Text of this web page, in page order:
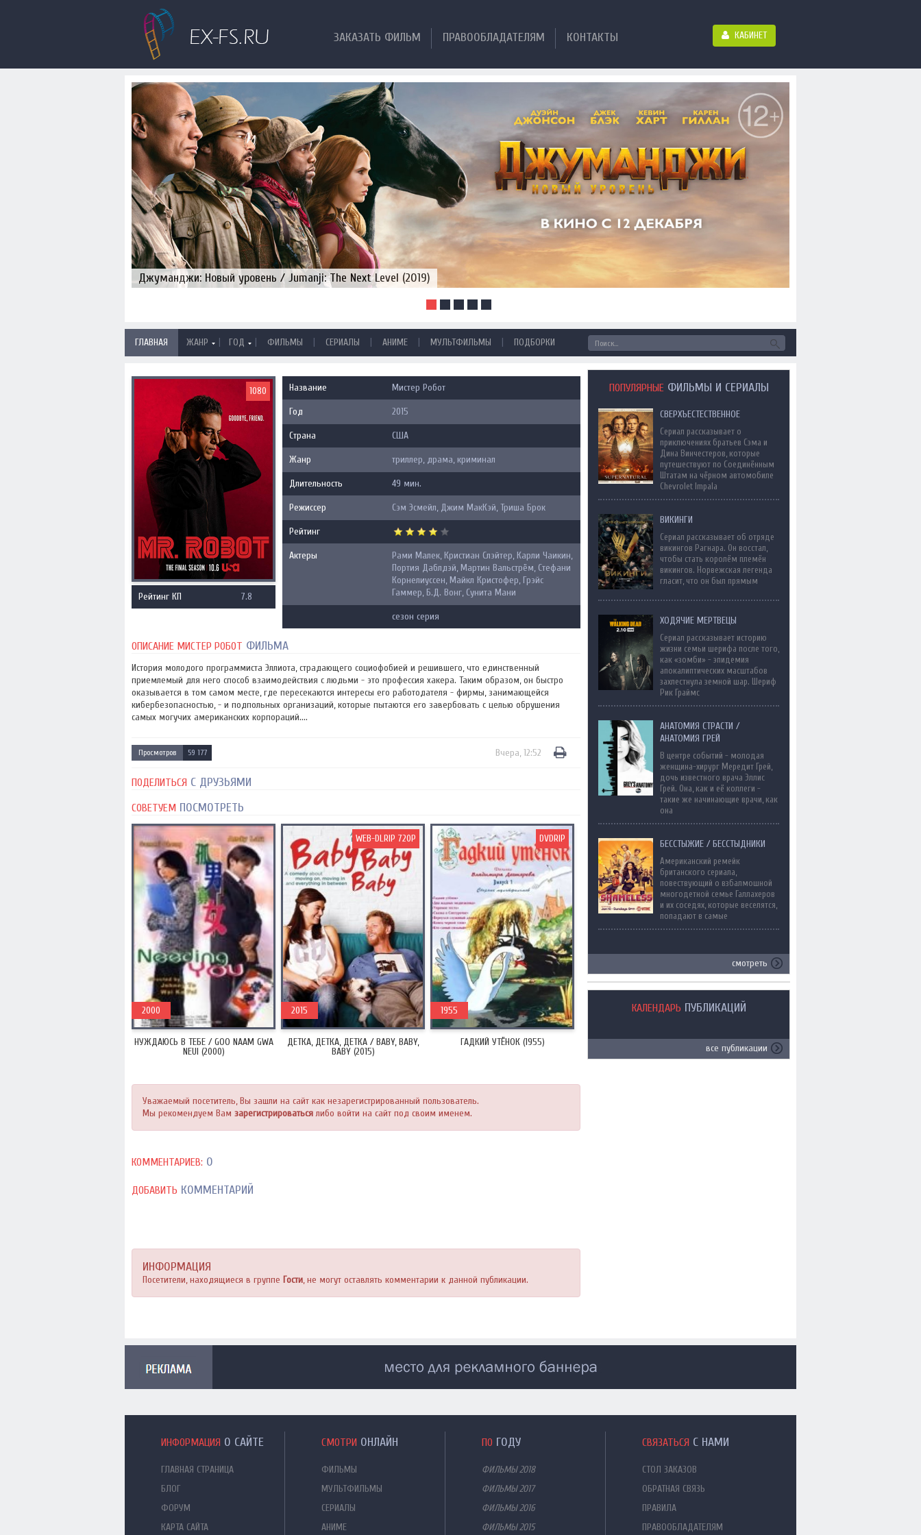
ЗАКАЗАТЬ ФИЛЬМ ПРАВООБЛАДАТЕЛЯМ КОНТАКТЫ КАБИНЕТ
Джуманджи: Новый уровень / Jumanji: The Next Level (2019)
ГЛАВНАЯ ЖАНР | ГОД | ФИЛЬМЫ | СЕРИАЛЫ | АНИМЕ | МУЛЬТФИЛЬМЫ | ПОДБОРКИ
1080
Рейтинг КП 7.8
Название Мистер Робот
Год 2015
Страна США
Жанр триллер, драма, криминал
Длительность 49 мин.
Режиссер Сэм Эсмейл, Джим МакКэй, Триша Брок
Рейтинг
Актеры
Рами Малек, Кристиан Слэйтер, Карли Чаикин,
Портия Даблдэй, Мартин Вальстрём, Стефани
Корнелиуссен, Майкл Кристофер, Грэйс
Гаммер, Б.Д. Вонг, Сунита Мани
сезон серия
ОПИСАНИЕ МИСТЕР РОБОТ ФИЛЬМА
История молодого программиста Эллиота, страдающего социофобией и решившего, что единственный
приемлемый для него способ взаимодействия с людьми - это профессия хакера. Таким образом, он быстро
оказывается в том самом месте, где пересекаются интересы его работодателя - фирмы, занимающейся
кибербезопасностью, - и подпольных организаций, которые пытаются его завербовать с целью обрушения
самых могучих американских корпораций....
Просмотров 59 177 Вчера, 12:52
ПОДЕЛИТЬСЯ С ДРУЗЬЯМИ
СОВЕТУЕМ ПОСМОТРЕТЬ
НУЖДАЮСЬ В ТЕБЕ / GOO NAAM GWA
NEUI (2000)
2000
ДЕТКА, ДЕТКА, ДЕТКА / BABY, BABY,
BABY (2015)
2015
WEB-DLRIP 720P
ГАДКИЙ УТЁНОК (1955)
1955
DVDRIP
Уважаемый посетитель, Вы зашли на сайт как незарегистрированный пользователь.
Мы рекомендуем Вам зарегистрироватьсялибо войти на сайт под своим именем.
КОММЕНТАРИЕВ: 0
ДОБАВИТЬ КОММЕНТАРИЙ
ИНФОРМАЦИЯ
Посетители, находящиеся в группе Гости, не могут оставлять комментарии к данной публикации.
ПОПУЛЯРНЫЕ ФИЛЬМЫ И СЕРИАЛЫ
СВЕРХЪЕСТЕСТВЕННОЕ
Сериал рассказывает о
приключениях братьев Сэма и
Дина Винчестеров, которые
путешествуют по Соединённым
Штатам на чёрном автомобиле
Chevrolet Impala
ВИКИНГИ
Сериал рассказывает об отряде
викингов Рагнара. Он восстал,
чтобы стать королём племён
викингов. Норвежская легенда
гласит, что он был прямым
ХОДЯЧИЕ МЕРТВЕЦЫ
Сериал рассказывает историю
жизни семьи шерифа после того,
как «зомби» - эпидемия
апокалиптических масштабов
захлестнула земной шар. Шериф
Рик Граймс
АНАТОМИЯ СТРАСТИ /
АНАТОМИЯ ГРЕЙ
В центре событий - молодая
женщина-хирург Мередит Грей,
дочь известного врача Эллис
Грей. Она, как и её коллеги -
такие же начинающие врачи, как
она
БЕССТЫЖИЕ / БЕССТЫДНИКИ
Американский ремейк
британского сериала,
повествующий о взбалмошной
многодетной семье Галлахеров
и их соседях, которые веселятся,
попадают в самые
смотреть
КАЛЕНДАРЬ ПУБЛИКАЦИЙ
все публикации
ИНФОРМАЦИЯ О САЙТЕ
ГЛАВНАЯ СТРАНИЦА
БЛОГ
ФОРУМ
КАРТА САЙТА
СМОТРИ ОНЛАЙН
ФИЛЬМЫ
МУЛЬТФИЛЬМЫ
СЕРИАЛЫ
АНИМЕ
ПО ГОДУ
ФИЛЬМЫ 2018
ФИЛЬМЫ 2017
ФИЛЬМЫ 2016
ФИЛЬМЫ 2015
СВЯЗАТЬСЯ С НАМИ
СТОЛ ЗАКАЗОВ
ОБРАТНАЯ СВЯЗЬ
ПРАВИЛА
ПРАВООБЛАДАТЕЛЯМ